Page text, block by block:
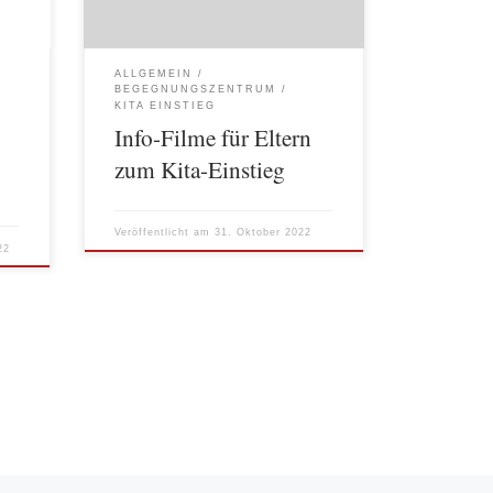
dabei wichtige Mitgestaltende dieses
Übergangs. In Zeiten der Corona
ALLGEMEIN
BEGEGNUNGSZENTRUM
KITA EINSTIEG
Info-Filme für Eltern
zum Kita-Einstieg
Veröffentlicht am31. Oktober 2022